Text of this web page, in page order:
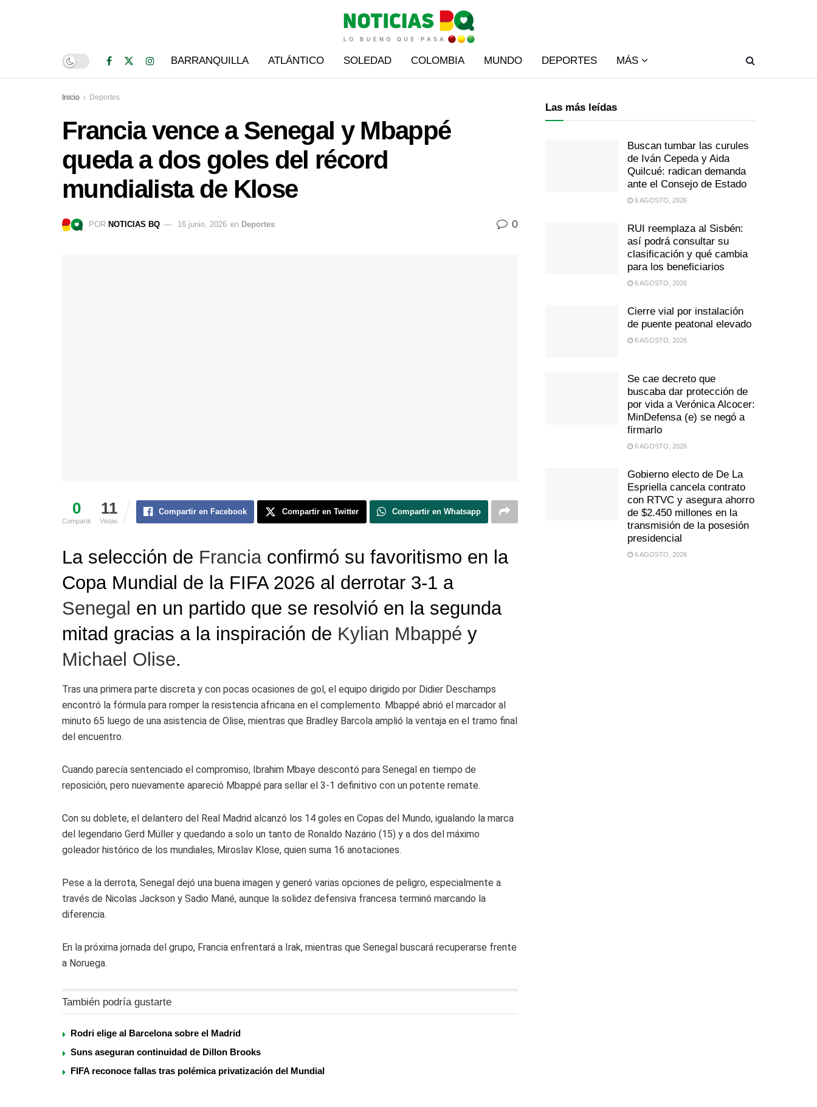
BARRANQUILLA ATLÁNTICO SOLEDAD COLOMBIA MUNDO DEPORTES MÁS
Inicio Deportes
Francia vence a Senegal y Mbappé
queda a dos goles del récord
mundialista de Klose
POR NOTICIAS BQ 16 junio, 2026 en Deportes 0
0
Compartit
11
Vistas
Compartir en Facebook Compartir en Twitter Compartir en Whatsapp
La selección de Franciaconfirmó su favoritismo en la
Copa Mundial de la FIFA 2026 al derrotar 3-1 a
Senegal en un partido que se resolvió en la segunda
mitad gracias a la inspiración de Kylian Mbappé y
Michael Olise.
Tras una primera parte discreta y con pocas ocasiones de gol, el equipo dirigido por Didier Deschamps
encontró la fórmula para romper la resistencia africana en el complemento. Mbappé abrió el marcador al
minuto 65 luego de una asistencia de Olise, mientras que Bradley Barcola amplió la ventaja en el tramo final
del encuentro.
Cuando parecía sentenciado el compromiso, Ibrahim Mbaye descontó para Senegal en tiempo de
reposición, pero nuevamente apareció Mbappé para sellar el 3-1 definitivo con un potente remate.
Con su doblete, el delantero del Real Madrid alcanzó los 14 goles en Copas del Mundo, igualando la marca
del legendario Gerd Müller y quedando a solo un tanto de Ronaldo Nazário (15) y a dos del máximo
goleador histórico de los mundiales, Miroslav Klose, quien suma 16 anotaciones.
Pese a la derrota, Senegal dejó una buena imagen y generó varias opciones de peligro, especialmente a
través de Nicolas Jackson y Sadio Mané, aunque la solidez defensiva francesa terminó marcando la
diferencia.
En la próxima jornada del grupo, Francia enfrentará a Irak, mientras que Senegal buscará recuperarse frente
a Noruega.
También podría gustarte
Rodri elige al Barcelona sobre el Madrid
Suns aseguran continuidad de Dillon Brooks
FIFA reconoce fallas tras polémica privatización del Mundial
Las más leídas
Buscan tumbar las curules
de Iván Cepeda y Aida
Quilcué: radican demanda
ante el Consejo de Estado
6 AGOSTO, 2026
RUI reemplaza al Sisbén:
así podrá consultar su
clasificación y qué cambia
para los beneficiarios
6 AGOSTO, 2026
Cierre vial por instalación
de puente peatonal elevado
6 AGOSTO, 2026
Se cae decreto que
buscaba dar protección de
por vida a Verónica Alcocer:
MinDefensa (e) se negó a
firmarlo
6 AGOSTO, 2026
Gobierno electo de De La
Espriella cancela contrato
con RTVC y asegura ahorro
de $2.450 millones en la
transmisión de la posesión
presidencial
6 AGOSTO, 2026